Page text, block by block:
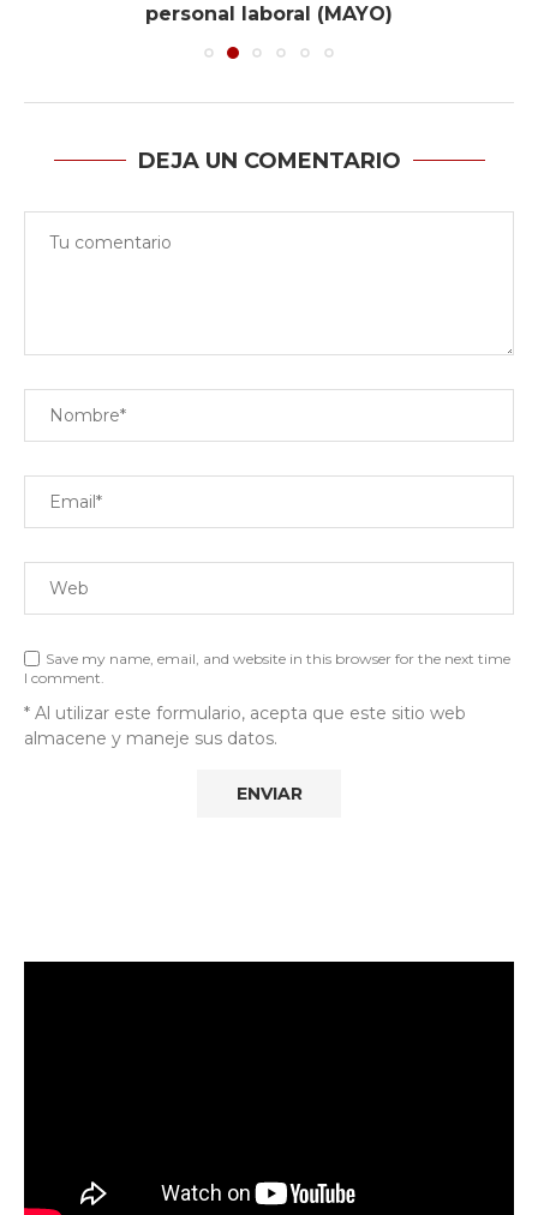
personal laboral (MAYO)
DEJA UN COMENTARIO
Save my name, email, and website in this browser for the next time
I comment.
* Al utilizar este formulario, acepta que este sitio web
almacene y maneje sus datos.